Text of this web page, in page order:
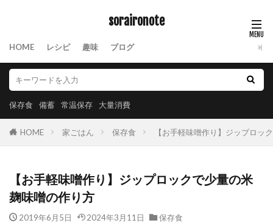
soraironote
HOME レシピ 趣味 ブログ
保存食 備蓄 常温保存 大量消費
HOME 家ごはん 保存食 【お手軽味噌作り】ジップロッ
【お手軽味噌作り】ジップロックで少量の米
麹味噌の作り方
2019年6月5日 2024年3月11日
保存食